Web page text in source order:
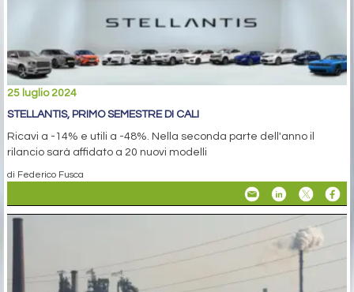
25 luglio 2024
STELLANTIS, PRIMO SEMESTRE DI CALI
Ricavi a -14% e utili a -48%. Nella seconda parte dell'anno il
rilancio sarà affidato a 20 nuovi modelli
di Federico Fusca